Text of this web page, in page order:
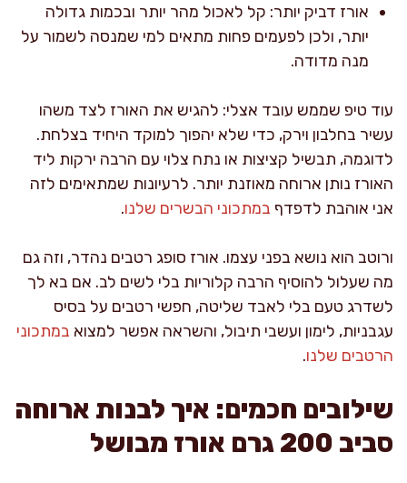
אורז דביק יותר: קל לאכול מהר יותר ובכמות גדולה
יותר, ולכן לפעמים פחות מתאים למי שמנסה לשמור על
מנה מדודה.
עוד טיפ שממש עובד אצלי: להגיש את האורז לצד משהו
עשיר בחלבון וירק, כדי שלא יהפוך למוקד היחיד בצלחת.
לדוגמה, תבשיל קציצות או נתח צלוי עם הרבה ירקות ליד
האורז נותן ארוחה מאוזנת יותר. לרעיונות שמתאימים לזה
אני אוהבת לדפדף במתכוני הבשרים שלנו.
ורוטב הוא נושא בפני עצמו. אורז סופג רטבים נהדר, וזה גם
מה שעלול להוסיף הרבה קלוריות בלי לשים לב. אם בא לך
לשדרג טעם בלי לאבד שליטה, חפשי רטבים על בסיס
עגבניות, לימון ועשבי תיבול, והשראה אפשר למצוא במתכוני
הרטבים שלנו.
שילובים חכמים: איך לבנות ארוחה
סביב 200 גרם אורז מבושל